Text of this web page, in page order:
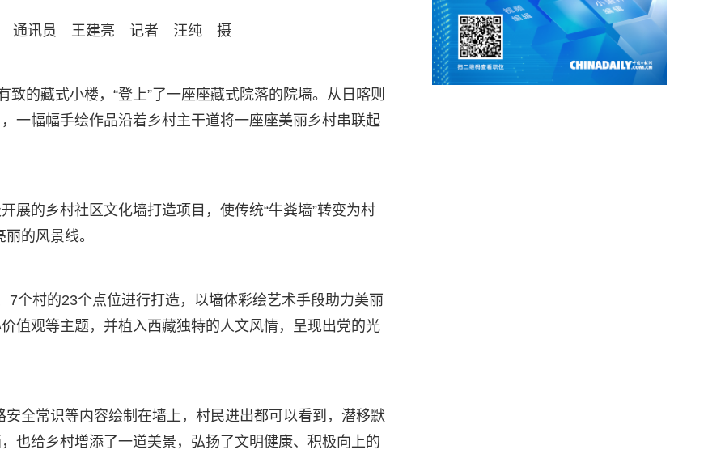
通讯员 王建亮 记者 汪纯 摄
致的藏式小楼，“登上”了一座座藏式院落的院墙。从日喀则
一幅幅手绘作品沿着乡村主干道将一座座美丽乡村串联起
展的乡村社区文化墙打造项目，使传统“牛粪墙”转变为村
的风景线。
个村的23个点位进行打造，以墙体彩绘艺术手段助力美丽
值观等主题，并植入西藏独特的人文风情，呈现出党的光
全常识等内容绘制在墙上，村民进出都可以看到，潜移默
也给乡村增添了一道美景，弘扬了文明健康、积极向上的